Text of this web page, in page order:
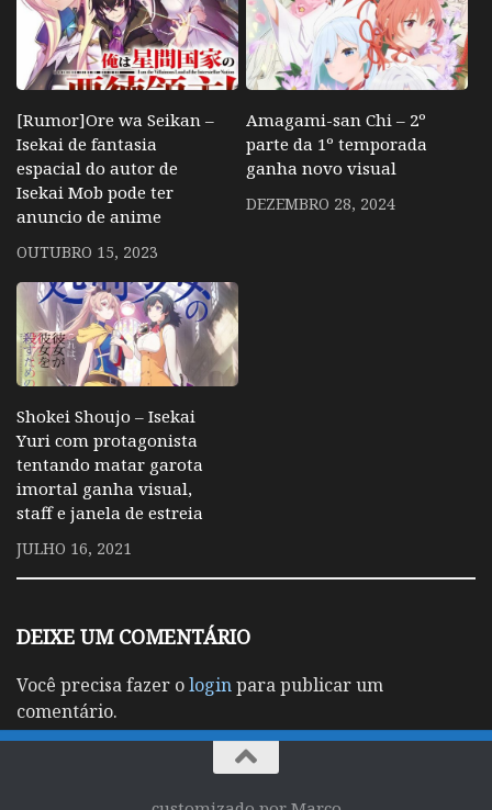
[Rumor]Ore wa Seikan –
Isekai de fantasia
espacial do autor de
Isekai Mob pode ter
anuncio de anime
OUTUBRO 15, 2023
Amagami-san Chi – 2º
parte da 1º temporada
ganha novo visual
DEZEMBRO 28, 2024
Shokei Shoujo – Isekai
Yuri com protagonista
tentando matar garota
imortal ganha visual,
staff e janela de estreia
JULHO 16, 2021
DEIXE UM COMENTÁRIO
Você precisa fazer ologinpara publicar um
comentário.